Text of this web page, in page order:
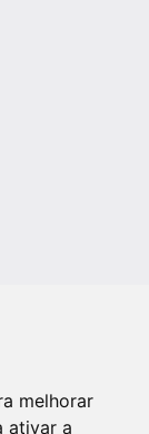
melhorar
ativar a